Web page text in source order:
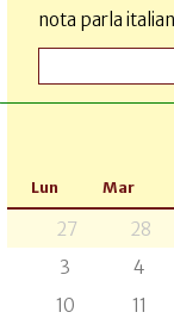
nota parla
Lun Mar
27 28
3
4
10
11